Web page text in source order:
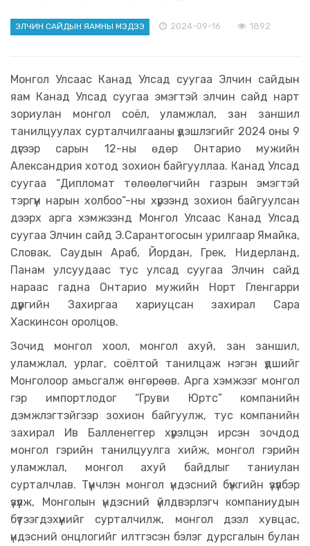
ЭЛЧИН САЙДЫН ЯАМНЫ МЭДЭЭ 2024-09-16 1892
Монгол Улсаас Канад Улсад суугаа Элчин сайдын
яам Канад Улсад суугаа эмэгтэй элчин сайд нарт
зориулан монгол соёл, уламжлал, зан заншил
танилцуулах сурталчилгааны үдэшлэгийг 2024 оны 9
дүгээр сарын 12-ны өдөр Онтарио мужийн
Александрия хотод зохион байгууллаа. Канад Улсад
суугаа “Дипломат төлөөлөгчийн газрын эмэгтэй
тэргүүн нарын холбоо”-ны хүрээнд зохион байгуулсан
дээрх арга хэмжээнд Монгол Улсаас Канад Улсад
суугаа Элчин сайд Э.Сарантогосын урилгаар Ямайка,
Словак, Саудын Араб, Йордан, Грек, Нидерланд,
Панам улсуудаас тус улсад суугаа Элчин сайд
нараас гадна Онтарио мужийн Норт Гленгарри
дүүргийн Захиргаа хариуцсан захирал Сара
Хаскинсон оролцов.
Зочид монгол хоол, монгол ахуй, зан заншил,
уламжлал, урлаг, соёлтой танилцаж нэгэн үдшийг
Монголоор амьсгалж өнгөрөөв. Арга хэмжээг монгол
гэр импортлодог “Груви Юртс” компанийн
дэмжлэгтэйгээр зохион байгуулж, тус компанийн
захирал Ив Балленеггер хүрэлцэн ирсэн зочдод
монгол гэрийн танилцуулга хийж, монгол гэрийн
уламжлал, монгол ахуй байдлыг таниулан
сурталчлав. Түүнчлэн монгол үндэсний бүжгийн үзүүлбэр
үзүүлж, Монголын үндэсний үйлдвэрлэгч компаниудын
бүтээгдэхүүнийг сурталчилж, монгол дээл хувцас,
үндэсний онцлогийг илтгэсэн бэлэг дурсгалын булан